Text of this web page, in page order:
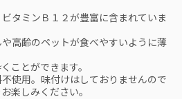
タミンＢ１２が豊富に含まれていま
高齢のペットが食べやすいように薄
ことができます。
使用。味付けはしておりませんので
楽しみください。